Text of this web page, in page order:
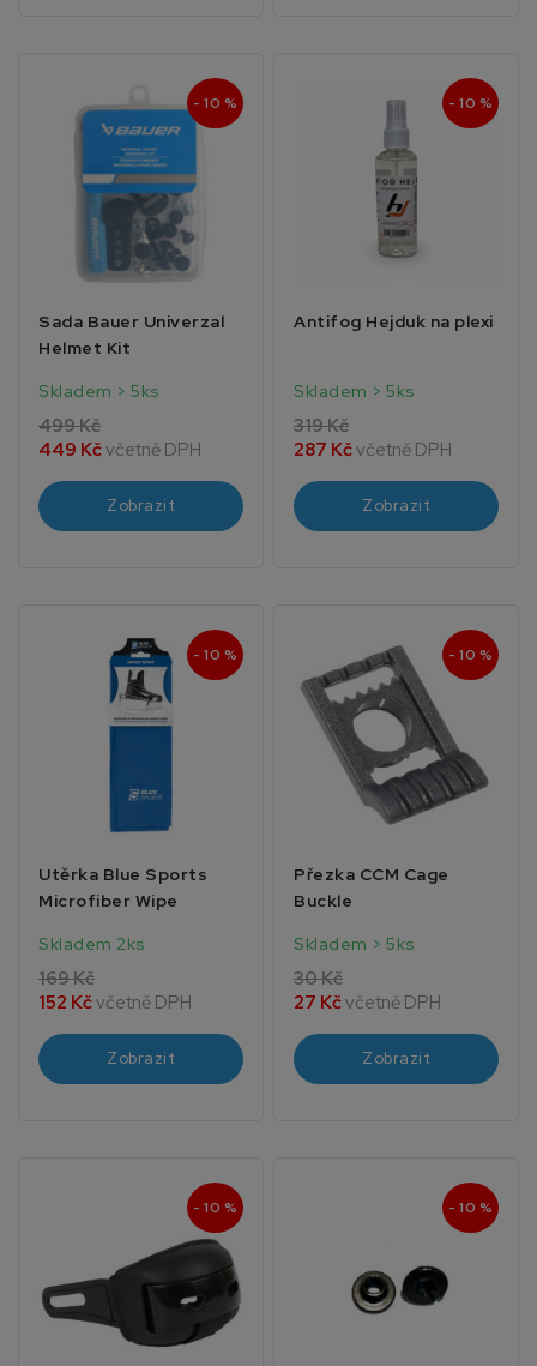
- 10 %
Sada Bauer Univerzal
Helmet Kit
Skladem > 5ks
499 Kč
449 Kčvčetně DPH
Zobrazit
- 10 %
Antifog Hejduk na plexi
Skladem > 5ks
319 Kč
287 Kčvčetně DPH
Zobrazit
- 10 %
Utěrka Blue Sports
Microfiber Wipe
Skladem 2ks
169 Kč
152 Kčvčetně DPH
Zobrazit
- 10 %
Přezka CCM Cage
Buckle
Skladem > 5ks
30 Kč
27 Kčvčetně DPH
Zobrazit
- 10 % - 10 %